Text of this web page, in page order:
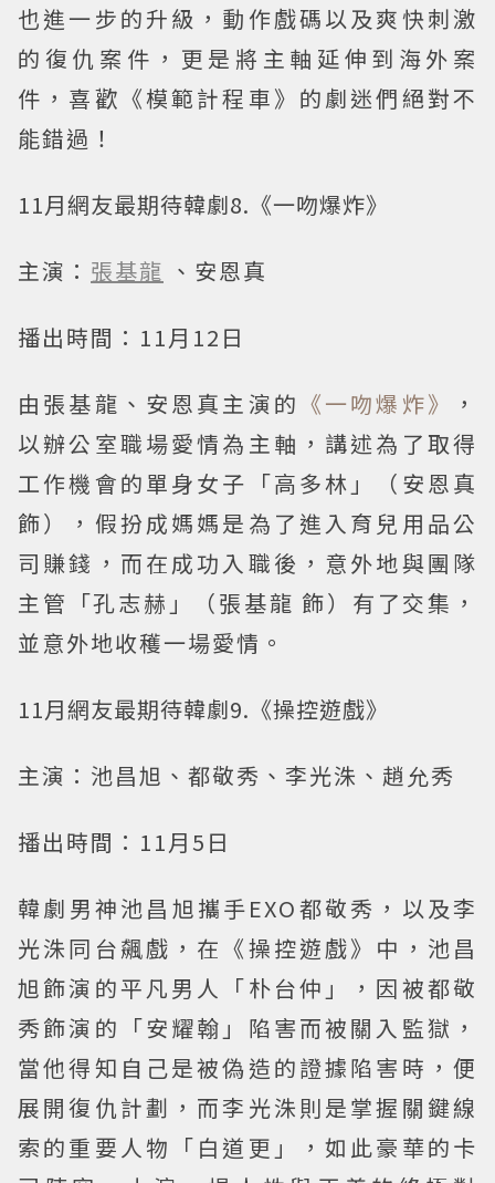
也進一步的升級，動作戲碼以及爽快刺激
的復仇案件，更是將主軸延伸到海外案
件，喜歡《模範計程車》的劇迷們絕對不
能錯過！
11月網友最期待韓劇8.《一吻爆炸》
主演： 張基龍 、安恩真
播出時間：11月12日
由張基龍、安恩真主演的 《一吻爆炸》
，
以辦公室職場愛情為主軸，講述為了取得
工作機會的單身女子「高多林」（安恩真
飾），假扮成媽媽是為了進入育兒用品公
司賺錢，而在成功入職後，意外地與團隊
主管「孔志赫」（張基龍 飾）有了交集，
並意外地收穫一場愛情。
11月網友最期待韓劇9.《操控遊戲》
主演：池昌旭、都敬秀、李光洙、趙允秀
播出時間：11月5日
韓劇男神池昌旭攜手EXO都敬秀，以及李
光洙同台飆戲，在《操控遊戲》中，池昌
旭飾演的平凡男人「朴台仲」，因被都敬
秀飾演的「安耀翰」陷害而被關入監獄，
當他得知自己是被偽造的證據陷害時，便
展開復仇計劃，而李光洙則是掌握關鍵線
索的重要人物「白道更」，如此豪華的卡